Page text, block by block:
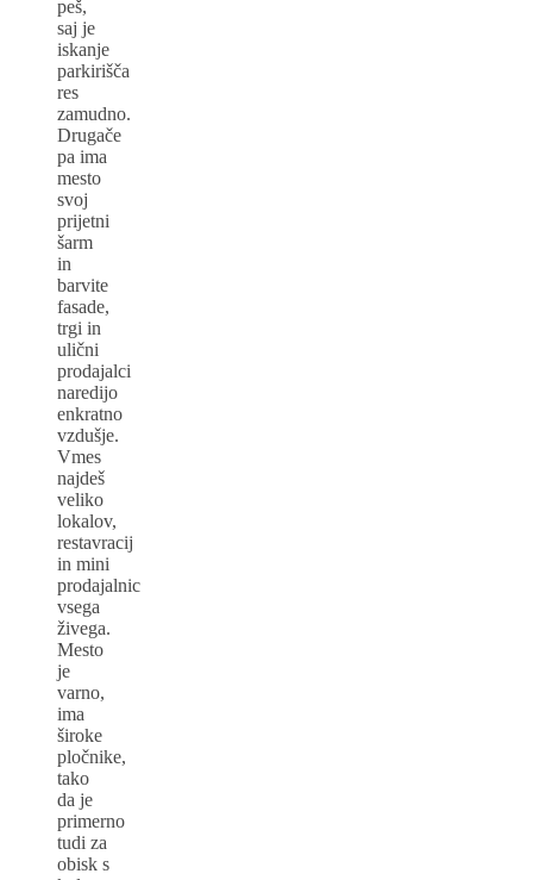
peš,
saj je
iskanje
parkirišča
res
zamudno.
Drugače
pa ima
mesto
svoj
prijetni
šarm
in
barvite
fasade,
trgi in
ulični
prodajalci
naredijo
enkratno
vzdušje.
Vmes
najdeš
veliko
lokalov,
restavracij
in mini
prodajalnic
vsega
živega.
Mesto
je
varno,
ima
široke
pločnike,
tako
da je
primerno
tudi za
obisk s